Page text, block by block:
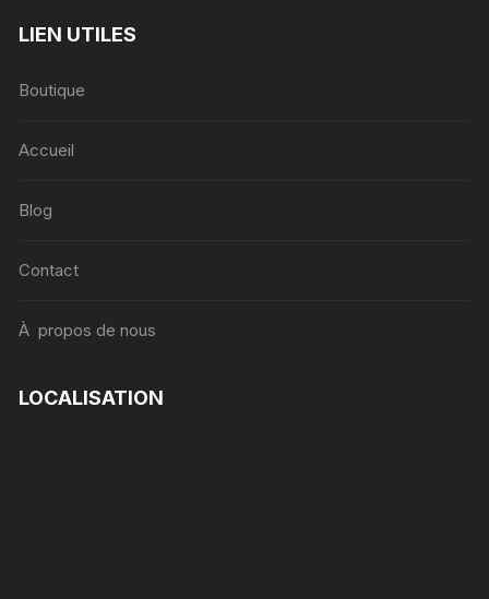
LIEN UTILES
Boutique
Accueil
Blog
Contact
À propos de nous
LOCALISATION